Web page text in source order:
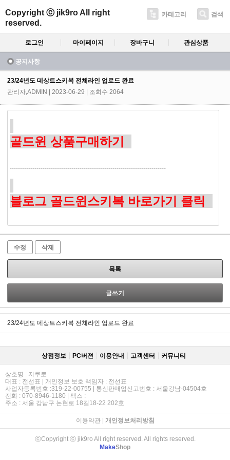
Copyright ⓒ jik9ro All right
reserved.
카테고리 검색
로그인 마이페이지 장바구니 관심상품
공지사항
23/24년도 데상트스키복 전체라인 업로드 완료
관리자,ADMIN | 2023-06-29 | 조회수 2064
골드윈 상품구매하기
----------------------------------------------------------------------------
블로그 골드윈스키복 바로가기 클릭
수정 삭제
목록
글쓰기
23/24년도 데상트스키복 전체라인 업로드 완료
상점정보 PC버젼 이용안내 고객센터 커뮤니티
상호명 : 지쿠로
대표 : 전선표 | 개인정보 보호 책임자 : 전선표
사업자등록번호 :319-22-00755 | 통신판매업신고번호 : 서울강남-04504호
전화 : 070-8946-1180 | 팩스 :
주소 : 서울 강남구 논현로 18길18-22 202호
이용약관| 개인정보처리방침
ⓒCopyright ⓒ jik9ro All right reserved. All rights reserved.
MakeShop